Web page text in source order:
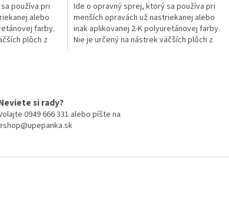
používa pri
alebo
farby.
plôch z
Ide o opravný sprej, ktorý sa používa pri
menších opravách už nastriekanej alebo
inak aplikovanej 2-K polyuretánovej farby.
Nie je určený na nástrek väčších plôch z
e
si rady?
0949 666 331 alebo píšte na